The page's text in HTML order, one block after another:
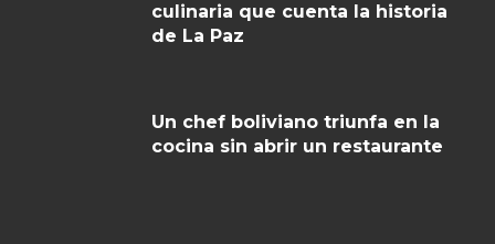
culinaria que cuenta la historia
de La Paz
Un chef boliviano triunfa en la
cocina sin abrir un restaurante